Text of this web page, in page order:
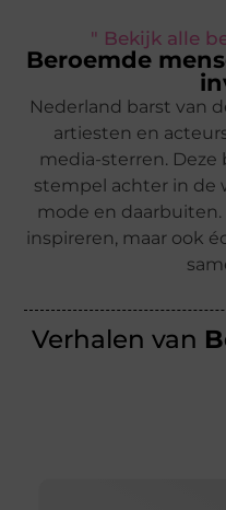
" Bekijk alle
Beroemde
Nederland barst van
artiesten en
media-sterren.
stempel achter in de
mode en
inspireren, maar ook
Verhalen van